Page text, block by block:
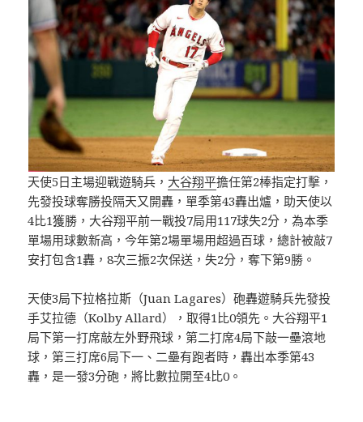
天使5日主場迎戰遊騎兵， 大谷翔平擔任第2棒指定打擊，
先發投球奪勝投隔天又開轟，單季第43轟出爐，助天使以
4比1獲勝，大谷翔平前一戰投7局用117球失2分，為本季
單場用球數新高，今年第2場單場用超過百球，總計被敲7
安打包含1轟，8次三振2次保送，失2分，奪下第9勝。
天使3局下拉格拉斯（Juan Lagares）砲轟遊騎兵先發投
手艾拉德（Kolby Allard），取得1比0領先。大谷翔平1
局下第一打席敲左外野飛球，第二打席4局下敲一壘滾地
球，第三打席6局下一、二壘有跑者時，轟出本季第43
轟，是一發3分砲，將比數拉開至4比0。